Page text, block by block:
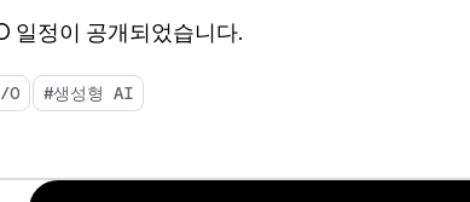
일정이 공개되었습니다.
O #생성형 AI